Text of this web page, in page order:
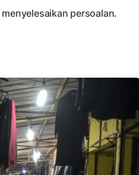
persoalan.